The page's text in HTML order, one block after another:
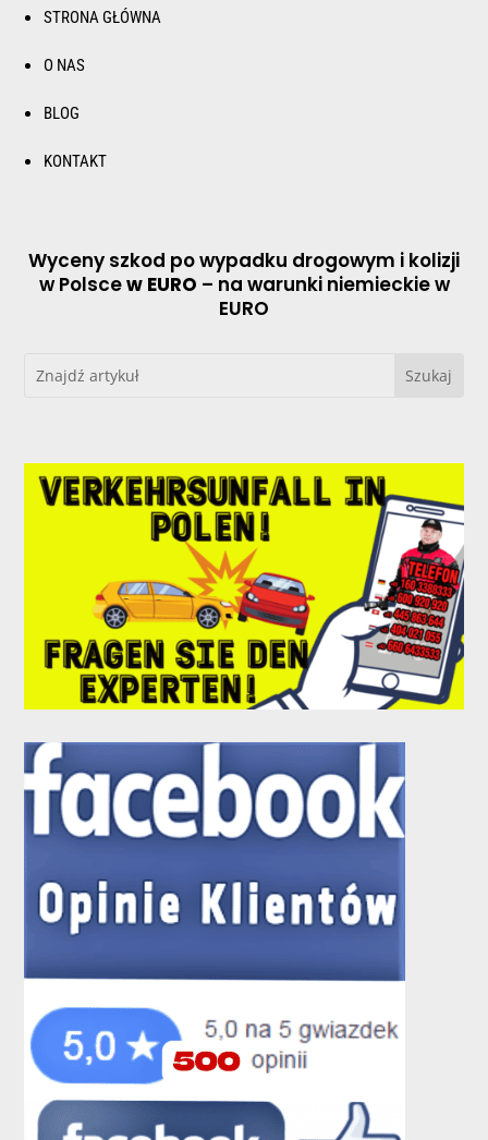
STRONA GŁÓWNA
O NAS
BLOG
KONTAKT
Wyceny szkod po wypadku drogowym i kolizji
w Polscew EURO – na warunki niemieckie w
EURO